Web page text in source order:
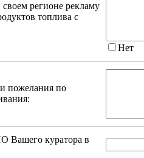
регионе рекламу
топлива с
Нет
пожелания по
Вашего куратора в